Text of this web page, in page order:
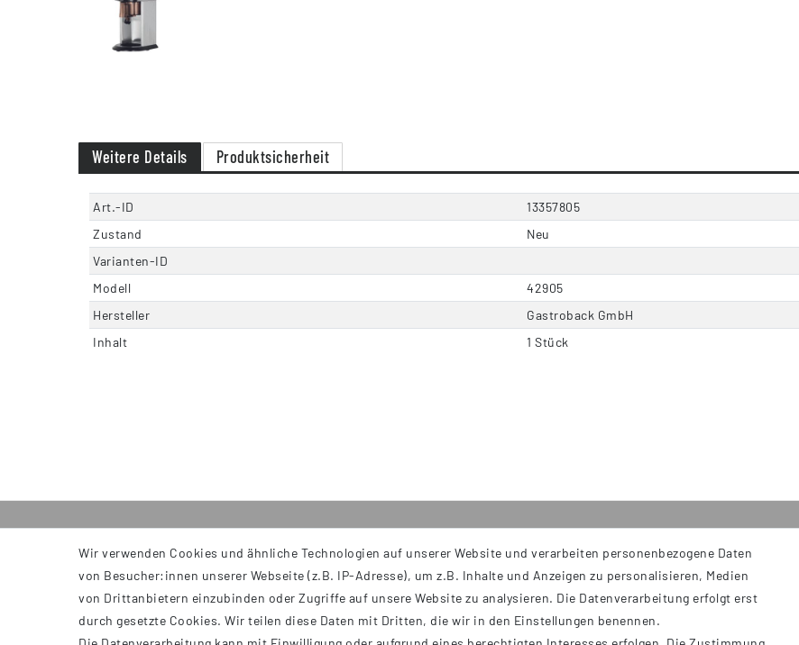
Weitere Details Produktsicherheit
Art.-ID
13357805
Zustand
Neu
Varianten-ID
Modell
42905
Hersteller
Gastroback GmbH
Inhalt
1 Stück
INFORMATIONEN
AGB
Impressum
Service
Kontakt
Versand
Wir verwenden Cookies und ähnliche Technologien auf unserer Website und verarbeiten personenbezogene Daten
von Besucher:innen unserer Webseite (z.B. IP-Adresse), um z.B. Inhalte und Anzeigen zu personalisieren, Medien
von Drittanbietern einzubinden oder Zugriffe auf unsere Website zu analysieren. Die Datenverarbeitung erfolgt erst
durch gesetzte Cookies. Wir teilen diese Daten mit Dritten, die wir in den Einstellungen benennen.